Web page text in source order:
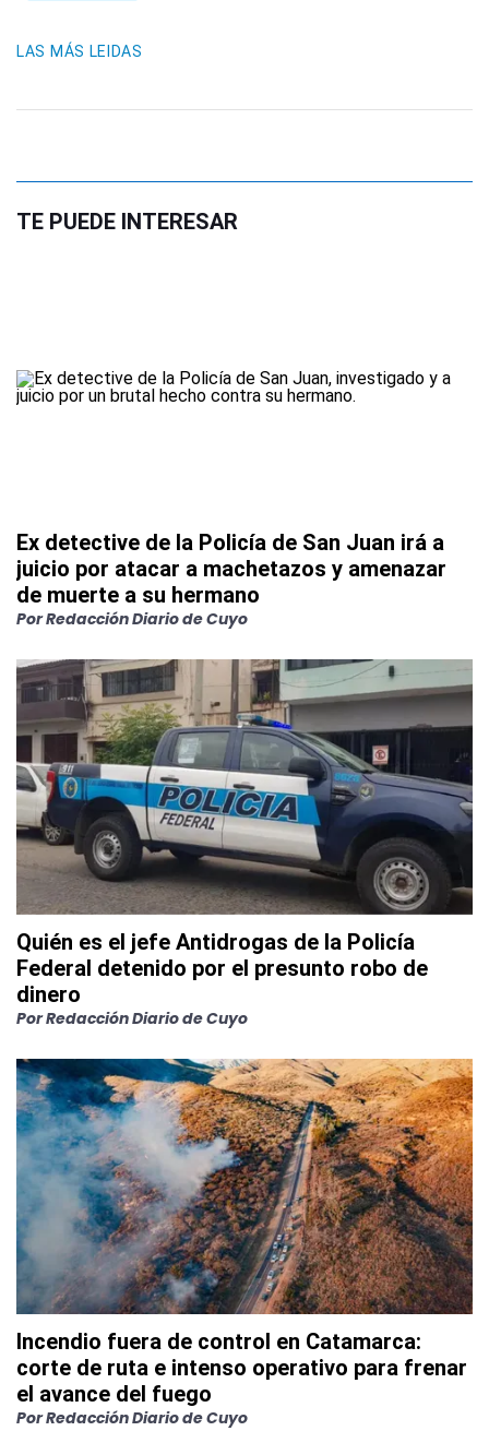
LAS MÁS LEIDAS
TE PUEDE INTERESAR
Ex detective de la Policía de San Juan irá a
juicio por atacar a machetazos y amenazar
de muerte a su hermano
PorRedacción Diario de Cuyo
Quién es el jefe Antidrogas de la Policía
Federal detenido por el presunto robo de
dinero
PorRedacción Diario de Cuyo
Incendio fuera de control en Catamarca:
corte de ruta e intenso operativo para frenar
el avance del fuego
PorRedacción Diario de Cuyo